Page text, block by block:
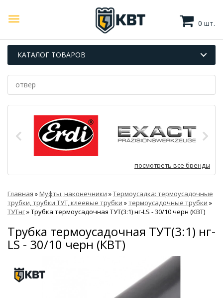
0 шт.
КАТАЛОГ ТОВАРОВ
посмотреть все бренды
Главная »Муфты, наконечники »Термоусадка: термоусадочные
трубки, трубки ТУТ, клеевые трубки »термоусадочные трубки »
ТУТнг»Трубка термоусадочная ТУТ(3:1) нг-LS - 30/10 черн (КВТ)
Трубка термоусадочная ТУТ(3:1) нг-
LS - 30/10 черн (КВТ)